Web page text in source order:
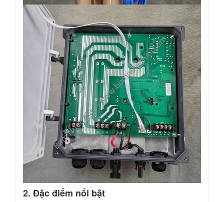
2. Đặc điểm nổi bật